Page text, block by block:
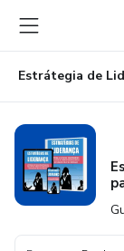
para
o
conteúdo
principal
para
o
pagamento
para
o
rodapé